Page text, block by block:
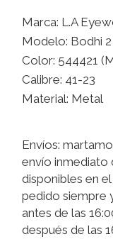
Marca: L.A
Modelo: Bodhi 2
Color: 544421
Calibre: 41-23
Material: Metal
Envíos:
envío
disponibles en
pedido siempre
antes de las
después de las